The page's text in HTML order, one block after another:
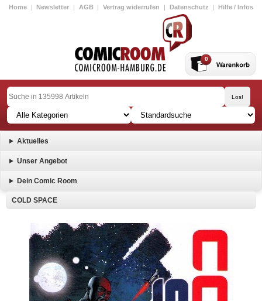
Home | Newsletter | AGB | Vertrag widerrufen | Datenschutz | Hilfe / Infos
0
Aktuelles
Unser Angebot
Dein Comic Room
COLD SPACE